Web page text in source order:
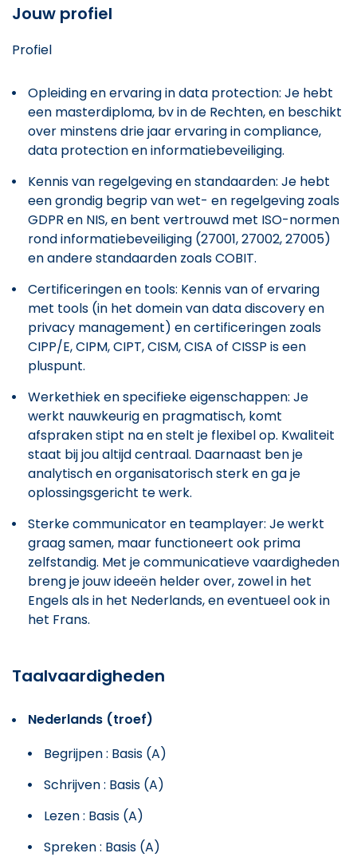
Jouw profiel
Profiel
Opleiding en ervaring in data protection: Je hebt
een masterdiploma, bv in de Rechten, en beschikt
over minstens drie jaar ervaring in compliance,
data protection en informatiebeveiliging.
Kennis van regelgeving en standaarden: Je hebt
een grondig begrip van wet- en regelgeving zoals
GDPR en NIS, en bent vertrouwd met ISO-normen
rond informatiebeveiliging (27001, 27002, 27005)
en andere standaarden zoals COBIT.
Certificeringen en tools: Kennis van of ervaring
met tools (in het domein van data discovery en
privacy management) en certificeringen zoals
CIPP/E, CIPM, CIPT, CISM, CISA of CISSP is een
pluspunt.
Werkethiek en specifieke eigenschappen: Je
werkt nauwkeurig en pragmatisch, komt
afspraken stipt na en stelt je flexibel op. Kwaliteit
staat bij jou altijd centraal. Daarnaast ben je
analytisch en organisatorisch sterk en ga je
oplossingsgericht te werk.
Sterke communicator en teamplayer: Je werkt
graag samen, maar functioneert ook prima
zelfstandig. Met je communicatieve vaardigheden
breng je jouw ideeën helder over, zowel in het
Engels als in het Nederlands, en eventueel ook in
het Frans.
Taalvaardigheden
Nederlands (troef)
Begrijpen : Basis (A)
Schrijven : Basis (A)
Lezen : Basis (A)
Spreken : Basis (A)